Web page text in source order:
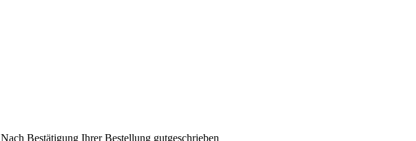
Nach Bestätigung Ihrer Bestellung gutgeschrieben